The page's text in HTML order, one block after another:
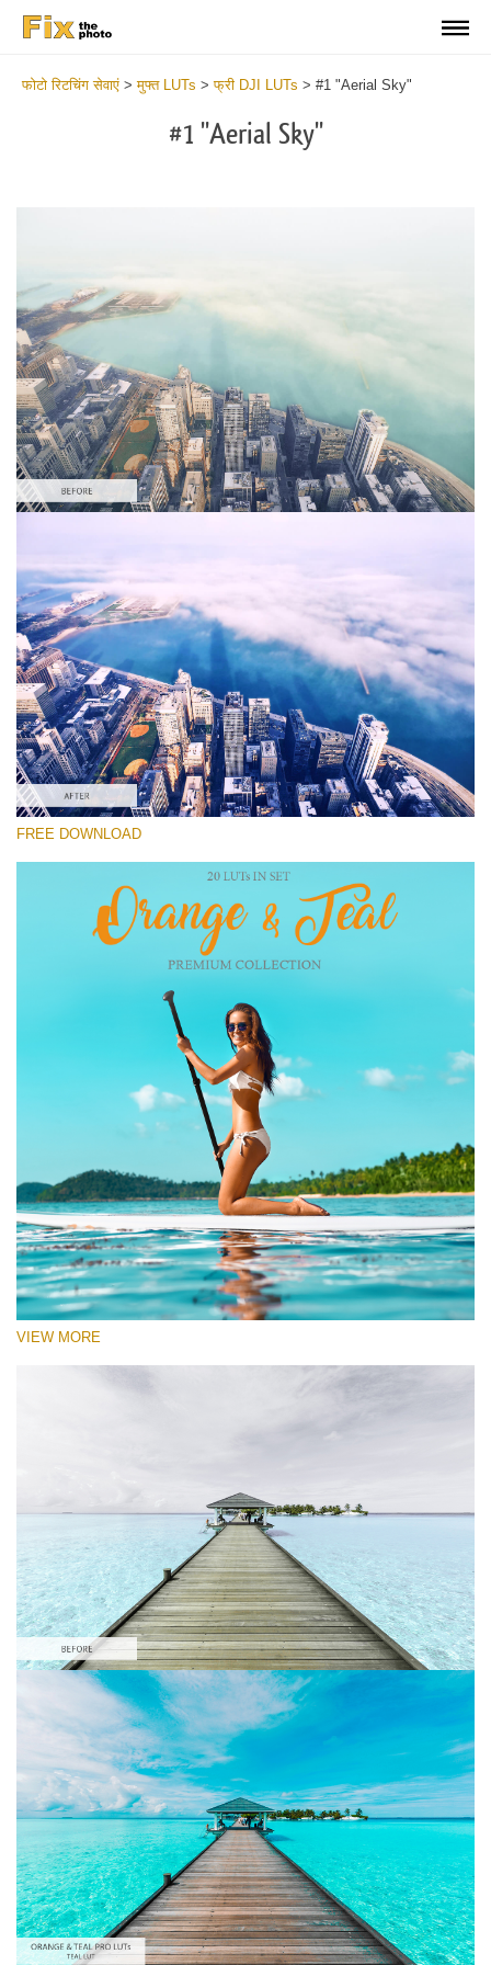
फोटो रिटचिंग सेवाएं >मुफ्त LUTs >फ्री DJI LUTs > #1 "Aerial Sky"
#1 "Aerial Sky"
कृपया चुने
Premium Orange and Teal LUTs
Cinema Look Collection (80 LUTs)
Entire Collection (260 LUTs)
मुफ्त डाउनलोड
FREE DOWNLOAD
VIEW MORE